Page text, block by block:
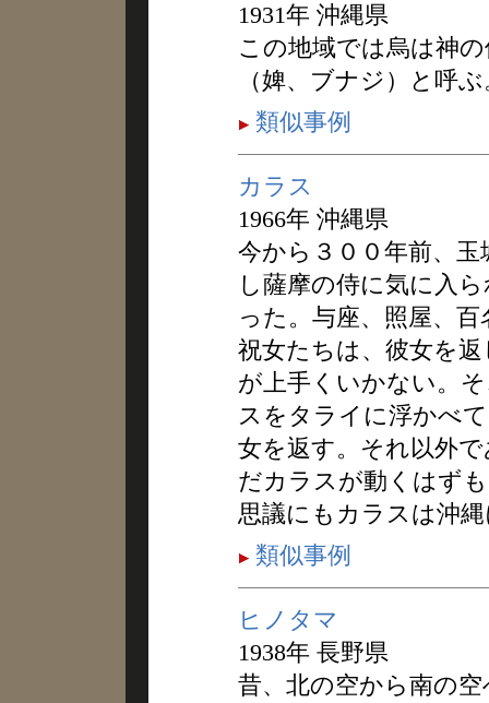
1931年 沖縄県
この地域では烏は神
（婢、ブナジ）と呼
類似事例
カラス
1966年 沖縄県
今から３００年前、
し薩摩の侍に気に入
った。与座、照屋、
祝女たちは、彼女を
が上手くいかない。
スをタライに浮かべ
女を返す。それ以外
だカラスが動くはず
思議にもカラスは沖
類似事例
ヒノタマ
1938年 長野県
昔、北の空から南の